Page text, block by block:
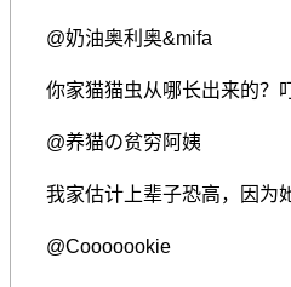
@奶油奥利奥&mifa
你家猫猫虫从哪长出来的？
@养猫の贫穷阿姨
我家估计上辈子恐高，因为
@Cooooookie